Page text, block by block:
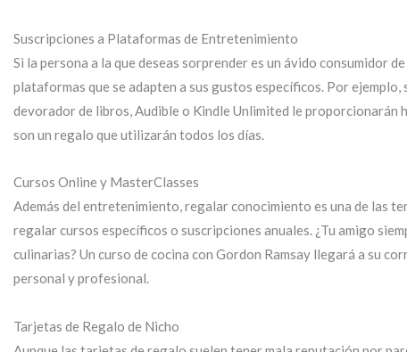
Suscripciones a Plataformas de Entretenimiento
Si la persona a la que deseas sorprender es un ávido consumidor
plataformas que se adapten a sus gustos específicos. Por
devorador de libros, Audible o Kindle Unlimited le proporcionarán
son un regalo que utilizarán todos los días.
Cursos Online y MasterClasses
Además del entretenimiento, regalar conocimiento es una de las
regalar cursos específicos o suscripciones anuales. ¿Tu amigo
culinarias? Un curso de cocina con Gordon Ramsay llegará a su
personal y profesional.
Tarjetas de Regalo de Nicho